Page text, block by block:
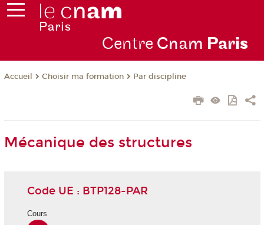
Centre Cnam Paris
Accueil Choisir ma formation Par discipline
Mécanique des structures
Code UE : BTP128-PAR
Cours